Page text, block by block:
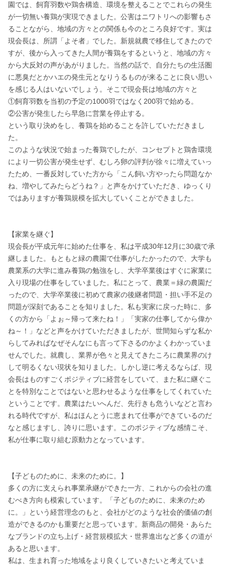
園では、飼育羽数や鶏舎構造、環境を整えることでこれらの発生
が一切無い養鶏が実現できました。公害はニワトリへの影響もさ
ることながら、地域の方々との関係も今のところ良好です。実は
現会長は、所謂「よそ者」でした。新規就農で移住してきたので
すが、後から入ってきた人間が養鶏をするというと、地域の方々
から大反対の声があがりました。当然の話で、自分たちの生活圏
に悪臭だとかハエの発生元となりうるものが来ることに良い思い
を感じる人はいないでしょう。そこで現会長は地域の方々と
①飼育羽数を当初の予定の1000羽ではなく200羽で始める。
②公害が発生したら早急に営業を停止する。
という取り決めをし、養鶏を始めることを許していただきまし
た。
このような状況で始まった養鶏でしたが、コンセプトと鶏舎環境
により一切公害が発生せず、むしろ卵の評判が徐々に増えていっ
たため、一番反対していた方から「こん飼い方やったら問題なか
ね、増やしてみたらどうね？」と声をかけていただき、ゆっくり
ではありますが養鶏規模を拡大していくことができました。
【家業を継ぐ】
現会長が平成元年に始めた仕事を、私は平成30年12月に30歳で承
継しました。もともと緑の農園で仕事がしたかったので、大学も
農業系の大学に進み養鶏の勉強をし、大学卒業後はすぐに家業に
入り現場の仕事をしていました。私にとって、農業＝緑の農園だ
ったので、大学卒業後に初めて農家の後継者問題・担い手不足の
問題が深刻であることを知りました。私も実家に戻った時に、多
くの方から「よぉ～帰って来たね！」「実家の仕事してから偉か
ね～！」などと声をかけていただきましたが、世間知らずな私か
らしてみればなぜそんなにも言って下さるのかよくわかっていま
せんでした。就農し、業界が色々と見えてきたころに農業界のけ
して明るくない現状を知りました。しかし逆に考えるならば、現
会長はものすごくポジティブに経営をしていて、また私に継ぐこ
とを特別なことではないと思わせるような仕事をしてくれていた
ということです。農業はたいへんだ、先行きも危ういなどと言わ
れる時代ですが、私はほんとうに恵まれて仕事ができているのだ
なと感じますし、誇りに思います。このポジティブな感情こそ、
私が仕事に取り組む原動力となっています。
【子どものために、未来のために。】
多くの方に支えられ事業承継ができた一方、これからの会社の進
むべき方向も模索しています。「子どものために、未来のため
に。」という経営理念のもと、会社がどのような社会的価値の創
造ができるのかも重要だと思っています。新商品の開発・あらた
なブランドの立ち上げ・経営規模拡大・世界進出など多くの道が
あると思います。
私は、生まれ育った地域をより良くしていきたいと考えていま